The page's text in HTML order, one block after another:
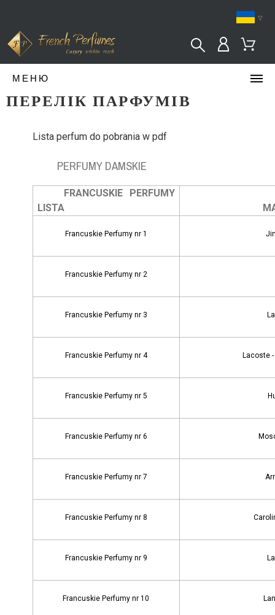
МЕНЮ
ПЕРЕЛІК ПАРФУМІВ
Lista perfum do pobrania w pdf
PERFUMY DAMSKIE
FRANCUSKIE PERFUMY
LISTA
Francuskie Perfumy nr 1
Francuskie Perfumy nr 2
Francuskie Perfumy nr 3
Francuskie Perfumy nr 4 Lacoste -
Francuskie Perfumy nr 5
Francuskie Perfumy nr 6
Francuskie Perfumy nr 7
Francuskie Perfumy nr 8
Francuskie Perfumy nr 9
Francuskie Perfumy nr 10
▿